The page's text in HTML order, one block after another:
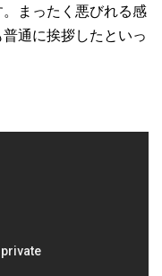
まったく悪びれる感
通に挨拶したといっ